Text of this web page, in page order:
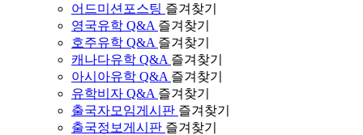
어드미션포스팅 즐겨찾기
영국유학 Q&A 즐겨찾기
호주유학 Q&A 즐겨찾기
캐나다유학 Q&A 즐겨찾기
아시아유학 Q&A 즐겨찾기
유학비자 Q&A 즐겨찾기
출국자모임게시판 즐겨찾기
출국정보게시판 즐겨찾기